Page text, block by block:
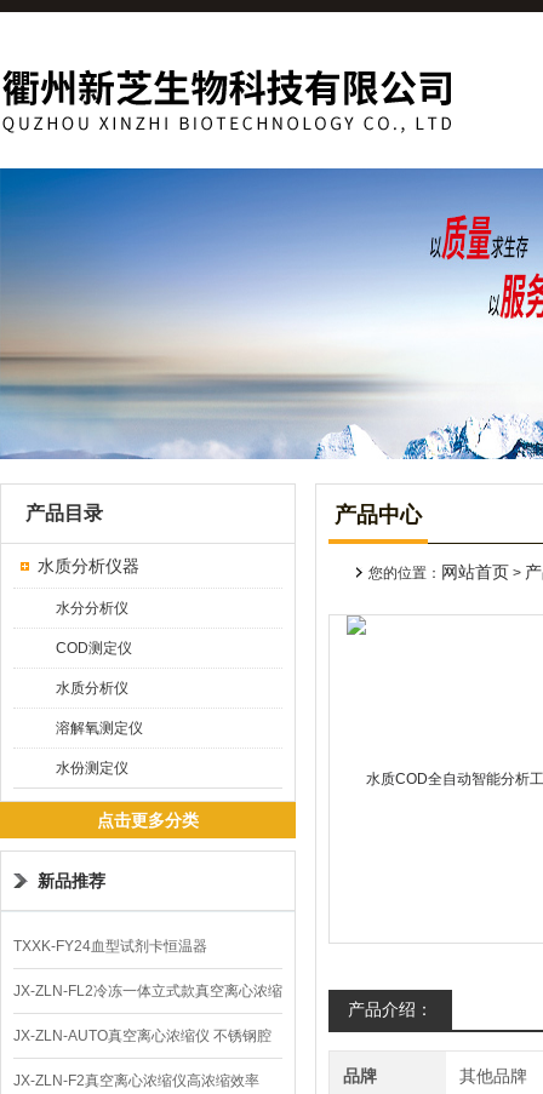
产品目录
水质分析仪器
水分分析仪
COD测定仪
水质分析仪
溶解氧测定仪
水份测定仪
点击更多分类
新品推荐
TXXK-FY24血型试剂卡恒温器
JX-ZLN-FL2冷冻一体立式款真空离心浓缩
仪 低温功能
JX-ZLN-AUTO真空离心浓缩仪 不锈钢腔
体
JX-ZLN-F2真空离心浓缩仪高浓缩效率
产品中心
您的位置： 网站首页 >
产品介绍：
品牌 其他品牌